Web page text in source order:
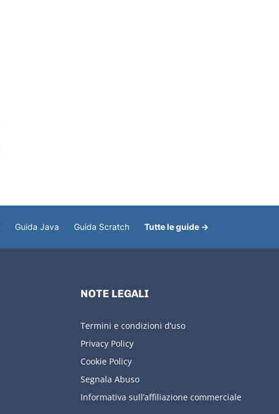
Guida Java Guida Scratch Tutte le guide →
NOTE LEGALI
Termini e condizioni d’uso
Privacy Policy
Cookie Policy
Segnala Abuso
Informativa sull’affiliazione commerciale